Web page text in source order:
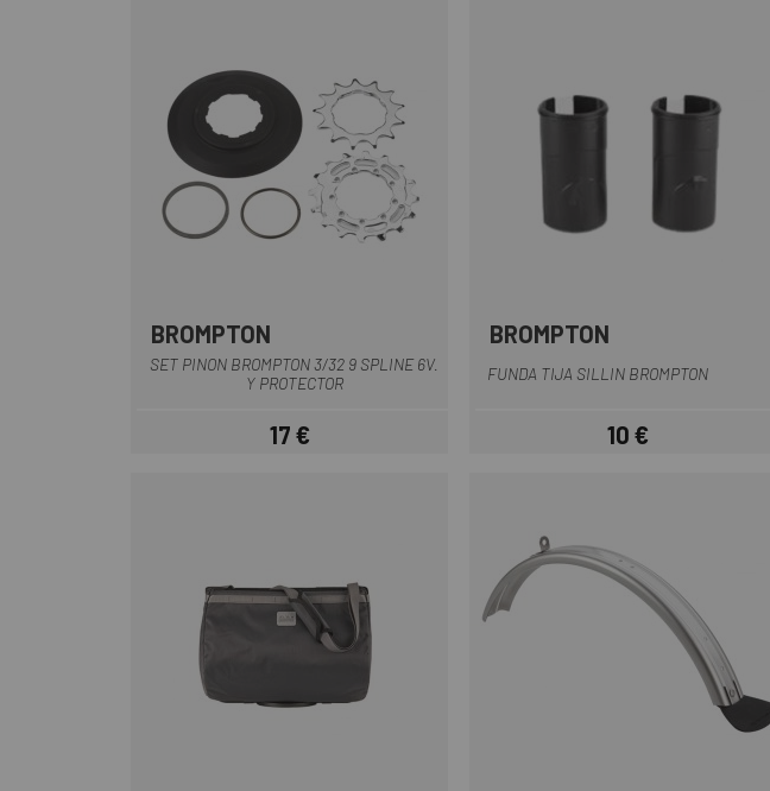
BROMPTON
SET PINON BROMPTON 3/32 9 SPLINE 6V.
Y PROTECTOR
Precio
17 €
BROMPTON
FUNDA TIJA SILLIN BROMPTON
Precio
10 €